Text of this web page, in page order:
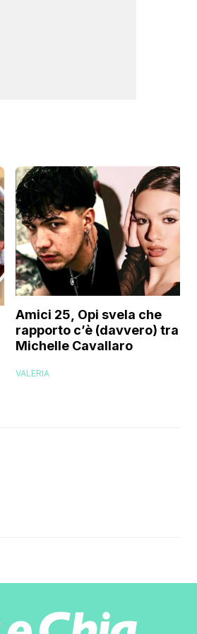
Amici 25, Opi svela che
rapporto c’è (davvero) tra lui
Michelle Cavallaro
VALERIA